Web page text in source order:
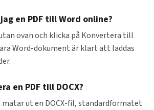
en PDF till Word online?
ovan och klicka på Konvertera till
Word-dokument är klart att laddas
en PDF till DOCX?
ut en DOCX-fil, standardformatet